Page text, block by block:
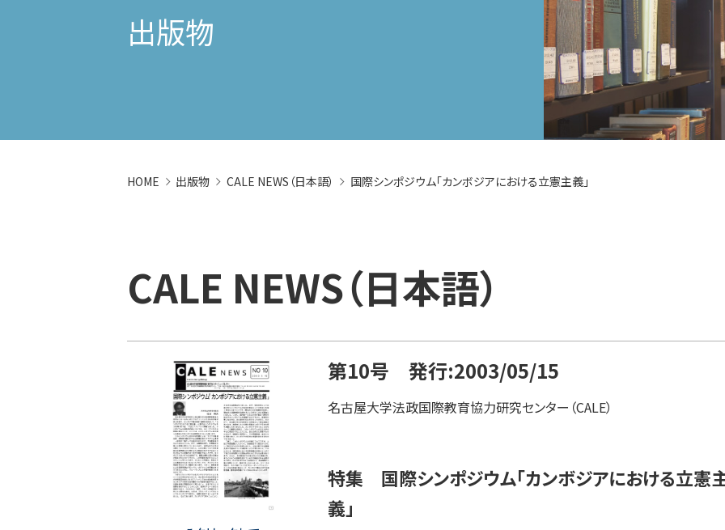
出版物
HOME 出版物 CALE NEWS（日本語） 国際シンポジウム「カンボジアにおける立憲主義」
CALE NEWS（日本語）
第10号 発行:2003/05/15
名古屋大学法政国際教育協力研究センター（CALE）
特集 国際シンポジウム「カンボジアにおける立憲
義」